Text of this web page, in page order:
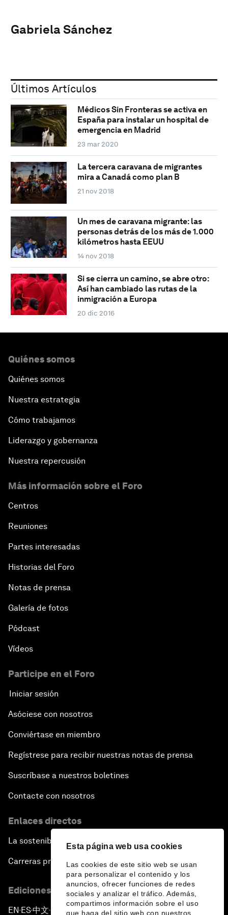
Esta página web usa cookies
Las cookies de este sitio web se usan
para personalizar el contenido y los
anuncios, ofrecer funciones de redes
sociales y analizar el tráfico. Además,
compartimos información sobre el uso
que haga del sitio web con nuestros
Gabriela Sánchez
Últimos Artículos
Médicos Sin Fronteras se activa en
España para instalar un hospital de
emergencia en Madrid
23 mar 2020
La tercera caravana de migrantes
mira a Canadá como plan B
21 nov 2018
Un mes de caravana migrante: las
personas detrás de los más de 1.000
kilómetros hasta EEUU
14 nov 2018
Si se cierra un camino, se abre otro:
Así han cambiado las rutas de la
inmigración a Europa
20 dic 2016
Quiénes somos
Quiénes somos
Nuestra estrategia
Cómo trabajamos
Liderazgo y gobernanza
Nuestra repercusión
Más información sobre el Foro
Centros
Reuniones
Partes interesadas
Historias del Foro
Notas de prensa
Galería de fotos
Pódcast
Vídeos
Participe en el Foro
Iniciar sesión
Asóciese con nosotros
Conviértase en miembro
Regístrese para recibir nuestras notas de prensa
Suscríbase a nuestros boletines
Contacte con nosotros
Enlaces directos
La sostenibilidad en el Foro
Carreras profesionales
Ediciones en otros idiomas
EN ▪ES▪中文▪ 日本語